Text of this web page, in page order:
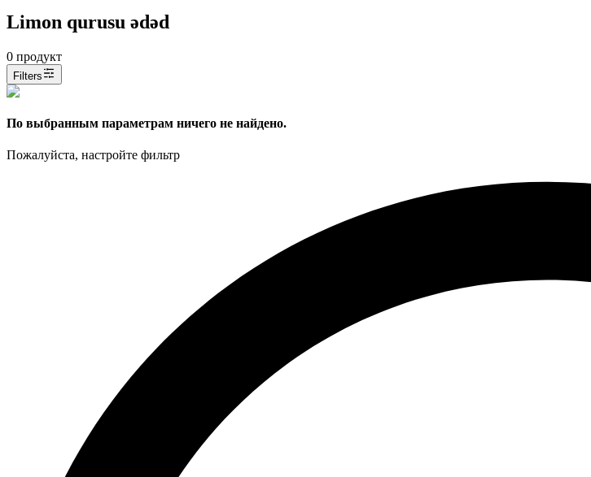
Limon qurusu ədəd
0 продукт
Filters
По выбранным параметрам ничего не найдено.
Пожалуйста, настройте фильтр